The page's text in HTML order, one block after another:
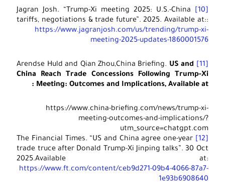
Jagran Josh. “Trump-Xi meeting 2025: U.S.-China
tariffs, negotiations & trade future”. 2025. Available at::
https://www.jagranjosh.com/us/trending/trump-xi-
meeting-2025-updates-1860001576
Arendse Huld and Qian Zhou,China Briefing.
US and
China Reach Trade Concessions Following Trump-Xi
Meeting: Outcomes and Implications, Available at :
https://www.china-briefing.com/news/trump-xi-
meeting-outcomes-and-implications/?
utm_source=chatgpt.com
The Financial Times. “US and China agree one-year
trade truce after Donald Trump-Xi Jinping talks”. 30 Oct
2025.Available at:
https://www.ft.com/content/ceb9d271-09b4-4066-87a7-
1e93b6908640